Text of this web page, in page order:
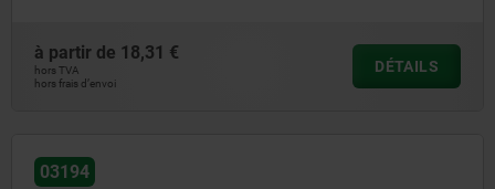
à partir de 18,31 €
hors TVA
hors frais d’envoi
DÉTAILS
03194